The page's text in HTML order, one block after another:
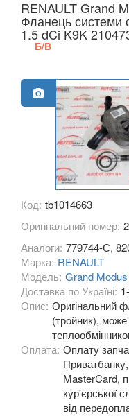
KIA
LANCIA
LAND ROVER
LEXUS
MASERATI
MAZDA
MERCEDES-BENZ
MINI
MITSUBISHI
NISSAN
OPEL
PEUGEOT
PORSCHE
RENAULT Grand
Фланець системи
1.5 dCi K9K
Б/В
Код: tb1014663
Оригінальний номер:
Аналоги: 779744-С,
Марка: RENAULT
Модель: Grand
Доставка по Україні:
Опис: Оригінальний
(тройник), може
Оплата: Оплату
MasterCard,
кур'єрської
від